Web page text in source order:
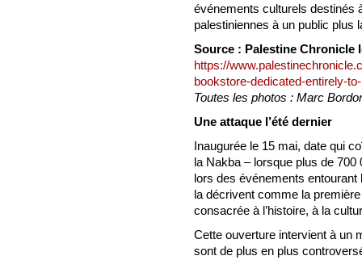
événements culturels destinés
palestiniennes à un public plus
Source : Palestine Chronicle
https://
bookstore-dedicated-entirely-
Toutes les photos : Marc
Une attaque l’été dernier
Inaugurée le 15 mai, date qui
la Nakba – lorsque plus de
lors des événements entourant
la décrivent comme la
consacrée à l’histoire, à la
Cette ouverture intervient à un
sont de plus en plus